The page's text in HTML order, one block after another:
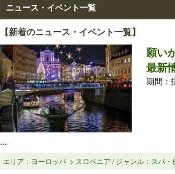
ニュース・イベント一覧
【新着のニュース・イベント一覧】
願い
最新
期間：
...
エリア：ヨーロッパ > スロベニア / ジャンル：スパ